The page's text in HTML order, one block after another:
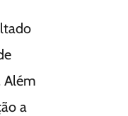
Além
a